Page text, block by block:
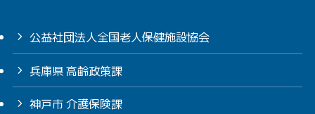
公益社団法人全国老人保健施設協会
兵庫県 高齢政策課
神戸市 介護保険課